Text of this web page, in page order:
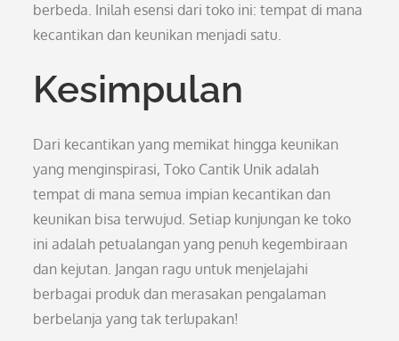
berbeda. Inilah esensi dari toko ini: tempat di mana
kecantikan dan keunikan menjadi satu.
Kesimpulan
Dari kecantikan yang memikat hingga keunikan
yang menginspirasi, Toko Cantik Unik adalah
tempat di mana semua impian kecantikan dan
keunikan bisa terwujud. Setiap kunjungan ke toko
ini adalah petualangan yang penuh kegembiraan
dan kejutan. Jangan ragu untuk menjelajahi
berbagai produk dan merasakan pengalaman
berbelanja yang tak terlupakan!